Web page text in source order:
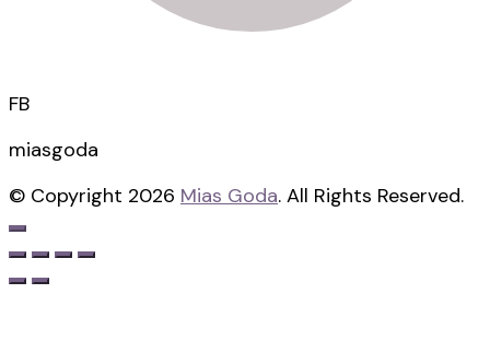
FB
miasgoda
© Copyright 2026 Mias Goda. All Rights Reserved.